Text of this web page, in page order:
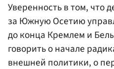
Уверенность в том, что
за Южную Осетию
до конца Кремлем и
говорить о начале
внешней политики, о